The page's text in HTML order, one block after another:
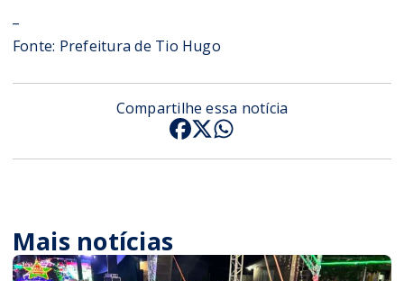
Fonte: Prefeitura de Tio Hugo
Compartilhe essa notícia
Mais notícias